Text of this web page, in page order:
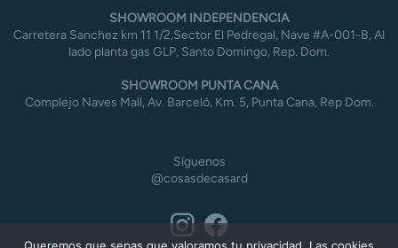
SHOWROOM INDEPENDENCIA
Carretera Sanchez km 11 1/2,Sector El Pedregal, Nave #A-001-B, Al
lado planta gas GLP, Santo Domingo, Rep. Dom.
SHOWROOM PUNTA CANA
Complejo Naves Mall, Av. Barceló, Km. 5, Punta Cana, Rep Dom.
Síguenos
@cosasdecasard
Queremos que sepas que valoramos tu privacidad. Las cookies